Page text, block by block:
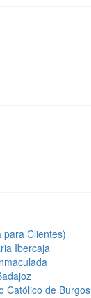
para Clientes)
Ibercaja
Católico de Burgos